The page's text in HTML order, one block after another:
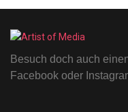
Besuch doch auch
Facebook oder